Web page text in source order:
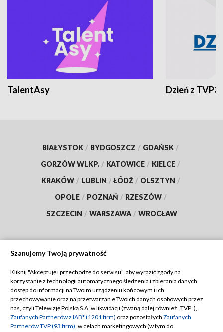
TalentAsy Dzień z TVP3
BIAŁYSTOK / BYDGOSZCZ / GDAŃSK /
GORZÓW WLKP. / KATOWICE / KIELCE /
KRAKÓW / LUBLIN / ŁÓDŹ / OLSZTYN /
OPOLE / POZNAŃ / RZESZÓW /
SZCZECIN / WARSZAWA / WROCŁAW
TVP
Abonament TVP
Emisja w TVP
Regulamin TVP
Polityka prywatności
Szanujemy Twoją prywatność
Kliknij "Akceptuję i przechodzę do serwisu", aby wyrazić zgody na
korzystanie z technologii automatycznego śledzenia i zbierania danych,
dostęp do informacji na Twoim urządzeniu końcowym i ich
przechowywanie oraz na przetwarzanie Twoich danych osobowych przez
nas, czyli Telewizję Polską S.A. w likwidacji (zwaną dalej również „TVP”),
Zaufanych Partnerów z IAB* (1201 firm) oraz pozostałych Zaufanych
Partnerów TVP (93 firm), w celach marketingowych (w tym do